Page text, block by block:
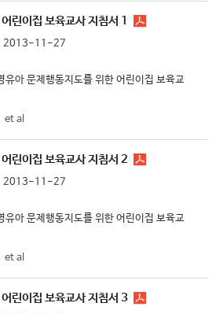
린이집 보육교사 지침서 1
2013-11-27
문제행동지도를 위한 어린이집 보육교
et al
린이집 보육교사 지침서 2
2013-11-27
문제행동지도를 위한 어린이집 보육교
et al
린이집 보육교사 지침서 3